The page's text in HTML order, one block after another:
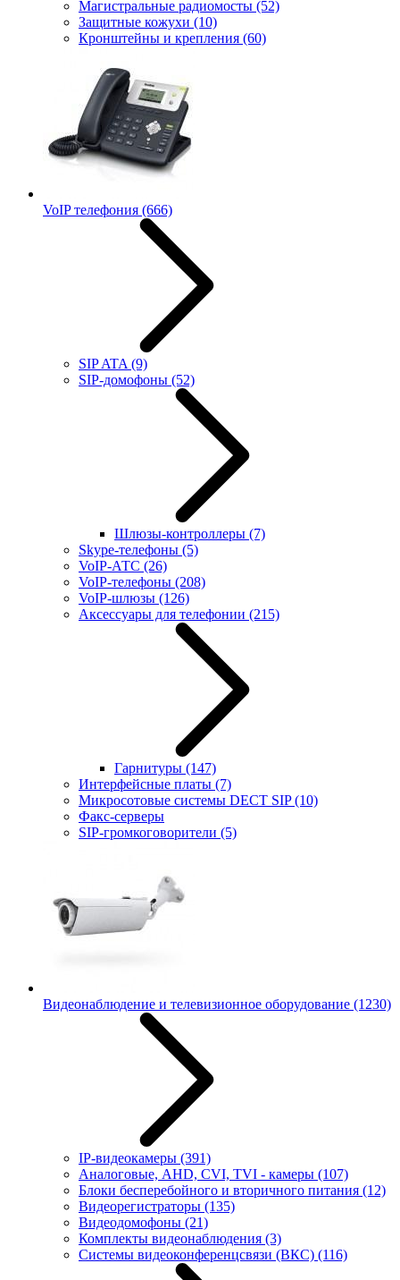
Магистральные радиомосты (52)
Защитные кожухи (10)
Кронштейны и крепления (60)
VoIP телефония (666)
SIP ATA (9)
SIP-домофоны (52)
Шлюзы-контроллеры (7)
Skype-телефоны (5)
VoIP-АТС (26)
VoIP-телефоны (208)
VoIP-шлюзы (126)
Аксессуары для телефонии (215)
Гарнитуры (147)
Интерфейсные платы (7)
Микросотовые системы DECT SIP(10)
Факс-серверы
SIP-громкоговорители (5)
Видеонаблюдение и телевизионное оборудование (1230)
IP-видеокамеры (391)
Аналоговые, AHD, CVI, TVI - камеры (107)
Блоки бесперебойного и вторичного питания (12)
Видеорегистраторы (135)
Видеодомофоны (21)
Комплекты видеонаблюдения (3)
Системы видеоконференцсвязи (ВКС) (116)